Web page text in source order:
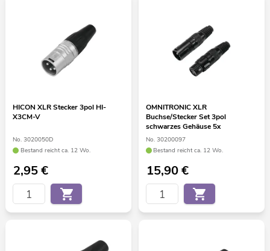
HICON XLR Stecker 3pol HI-
X3CM-V
No. 3020050D
Bestand reicht ca. 12 Wo.
2,95€
OMNITRONIC XLR
Buchse/Stecker Set 3pol
schwarzes Gehäuse 5x
No. 30200097
Bestand reicht ca. 12 Wo.
15,90€